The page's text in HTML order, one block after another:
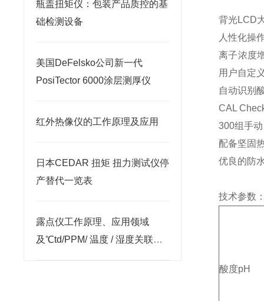
瓶盖扭矩仪：包装产品质控的基
础检测设备
美国DeFelsko公司新一代
PosiTector 6000涂层测厚仪
红外热像仪的工作原理及应用
日本CEDAR 扭矩 扭力测试仪停
产替代一览表
露点仪工作原理、应用领域
及℃td/PPM/ 温度 / 湿度关联关
背光LCD
人性化操
离子浓度
用户自定
自动识别
CAL
300组手
配备坚固
优良的防
技术参数
酸度pH